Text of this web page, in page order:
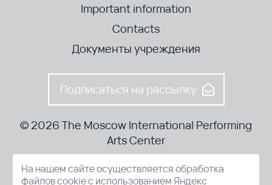
Important information
Contacts
Документы учреждения
Подписаться на рассылку
© 2026 The Moscow International Performing
Arts Center
52-8, Kosmodamianskaya nab., Moscow, 115054, Russia
На нашем сайте осуществляется обработка
файлов cookie с использованием Яндекс